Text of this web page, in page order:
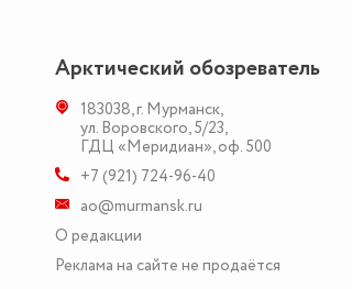
Арктический обозреватель
183038,г. Мурманск,
ул. Воровского, 5/23,
ГДЦ «Меридиан», оф. 500
+7 (921) 724-96-40
ao@murmansk.ru
О редакции
Реклама на сайте не продаётся